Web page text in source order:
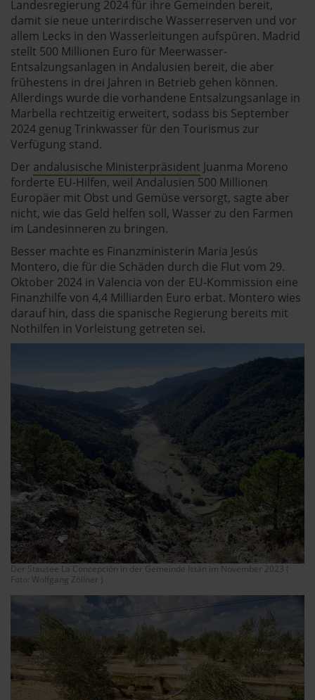
Landesregierung 2024 für ihre Gemeinden bereit,
damit sie neue unterirdische Wasserreserven und vor
allem Lecks in den Wasserleitungen aufspüren. Madrid
stellt 500 Millionen Euro für Meerwasser-
Entsalzungsanlagen in Andalusien bereit, die aber
frühestens in drei Jahren in Betrieb gehen können.
Allerdings wurde die vorhandene Entsalzungsanlage in
Marbella rechtzeitig erweitert, sodass bis September
2024 genug Trinkwasser für den Tourismus zur
Verfügung stand.
Der andalusische Ministerpräsident Juanma Moreno
forderte EU-Hilfen, weil Andalusien 500 Millionen
Europäer mit Obst und Gemüse versorgt, sagte aber
nicht, wie das Geld helfen soll, Wasser zu den Farmen
im Landesinneren zu bringen.
Besser machte es Finanzministerin Maria Jesús
Montero, die für die Schäden durch die Flut vom 29.
Oktober 2024 in Valencia von der EU-Kommission eine
Finanzhilfe von 4,4 Milliarden Euro erbat. Montero wies
darauf hin, dass die spanische Regierung bereits mit
Nothilfen in Vorleistung getreten sei.
Der Stausee La Concepción in der Gemeinde Istán im November 2023 (
Foto: Wolfgang Zöllner )